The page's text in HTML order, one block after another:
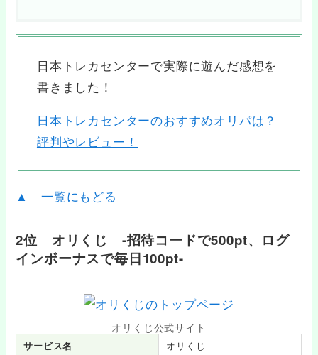
日本トレカセンターで実際に遊んだ感想を
書きました！
日本トレカセンターのおすすめオリパは？
評判やレビュー！
▲ 一覧にもどる
2位 オリくじ -招待コードで500pt、ログ
インボーナスで毎日100pt-
オリくじ公式サイト
サービス名
オリくじ